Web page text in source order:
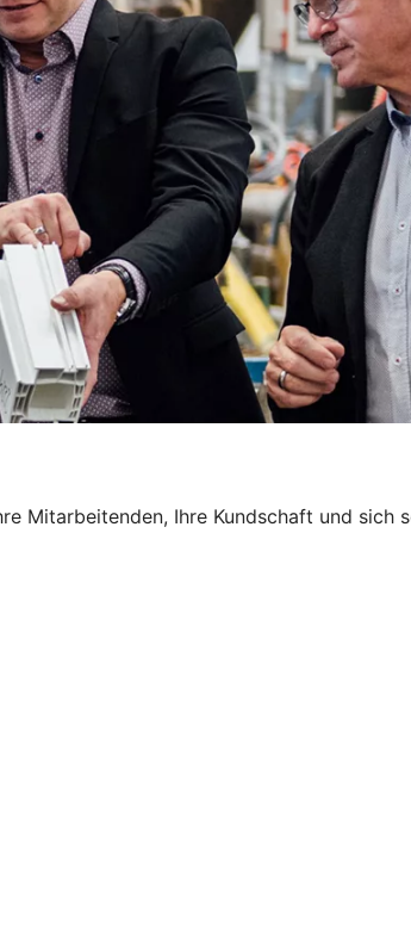
Mitarbeitenden, Ihre Kundschaft und sich